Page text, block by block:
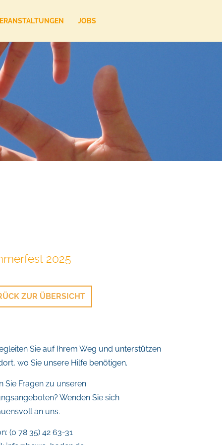
JOBS
2025
ZUR ÜBERSICHT
Sie auf Ihrem Weg und unterstützen
wo Sie unsere Hilfe benötigen.
Sie Fragen zu unseren
Wenden Sie sich
an uns.
(0 78 35) 42 63-31